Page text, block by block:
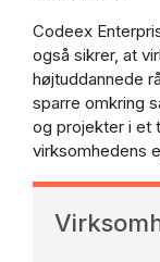
Codeex
også sikrer, at
højtuddannede
sparre omkring
og projekter i et
virksomhedens